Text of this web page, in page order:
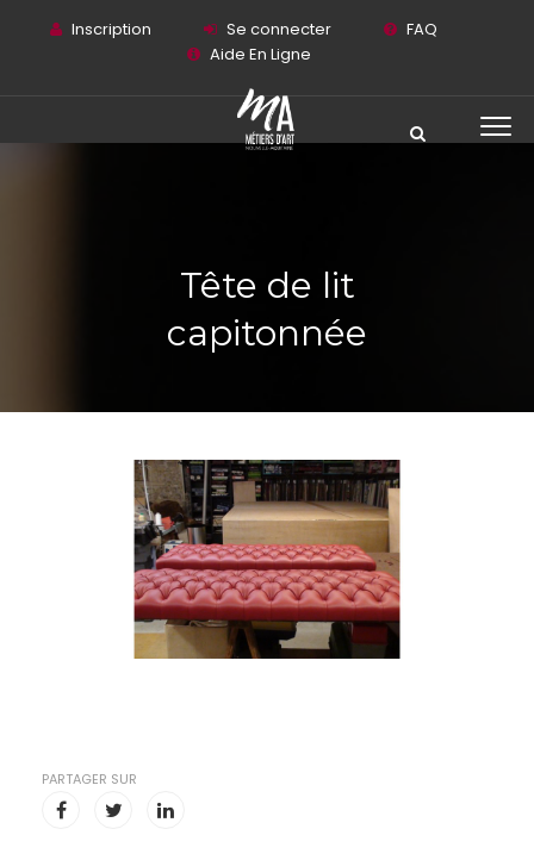
Inscription Se connecter
FAQ
Aide En Ligne
Tête de lit
capitonnée
PARTAGER SUR